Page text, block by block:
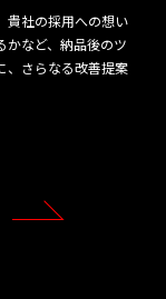
貴社の採用への想い
かなど、納品後のツ
、さらなる改善提案